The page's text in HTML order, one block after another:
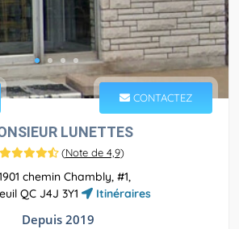
CONTACTEZ
LUNETTES
(Note de 4,9)
chemin Chambly, #1,
QC J4J 3Y1
Itinéraires
Depuis 2019